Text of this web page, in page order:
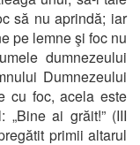
să nu aprindă; iar
pe lemne şi foc nu
dumnezeului
Dumnezeului
cu foc, acela este
„Bine ai grăit!” (III
primii altarul